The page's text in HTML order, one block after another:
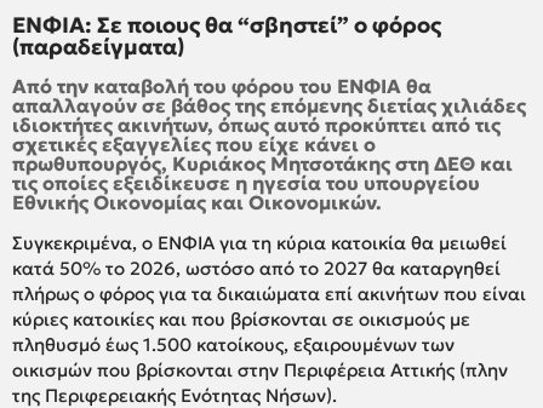
ΕΝΦΙΑ: Σε ποιους θα “σβηστεί” ο φόρος
(παραδείγματα)
Από την καταβολή του φόρου του ΕΝΦΙΑ θα
απαλλαγούν σε βάθος της επόμενης διετίας χιλιάδες
ιδιοκτήτες ακινήτων, όπως αυτό προκύπτει από τις
σχετικές εξαγγελίες που είχε κάνει ο
πρωθυπουργός, Κυριάκος Μητσοτάκης στη ΔΕΘ και
τις οποίες εξειδίκευσε η ηγεσία του υπουργείου
Εθνικής Οικονομίας και Οικονομικών.
Συγκεκριμένα, ο ΕΝΦΙΑ για τη κύρια κατοικία θα μειωθεί
κατά 50% το 2026, ωστόσο από το 2027 θα καταργηθεί
πλήρως ο φόρος για τα δικαιώματα επί ακινήτων που είναι
κύριες κατοικίες και που βρίσκονται σε οικισμούς με
πληθυσμό έως 1.500 κατοίκους, εξαιρουμένων των
οικισμών που βρίσκονται στην Περιφέρεια Αττικής (πλην
της Περιφερειακής Ενότητας Νήσων).